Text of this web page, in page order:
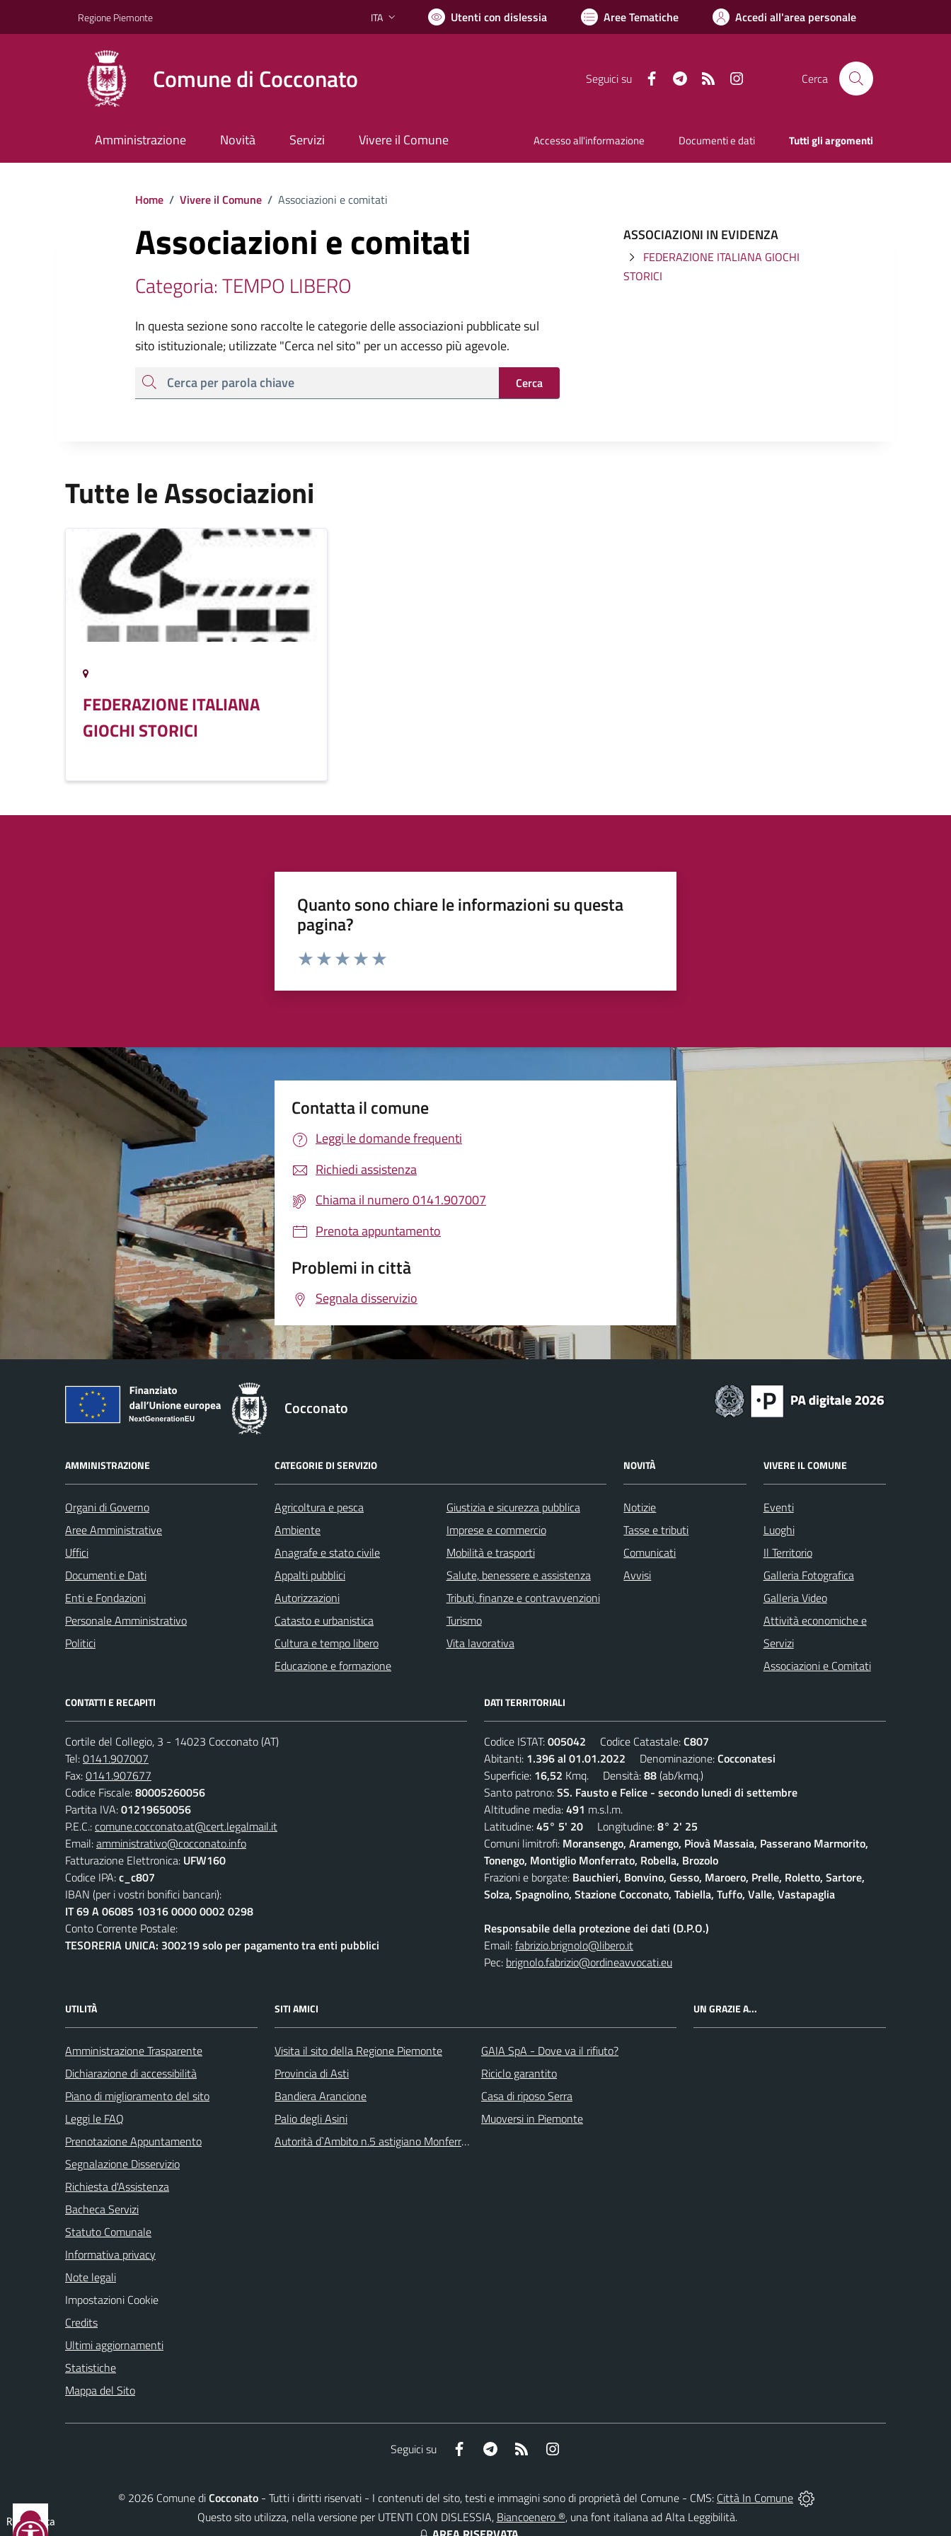
Regione Piemonte Lingua attiva:
ITA Utenti con dislessia Aree Tematiche Accedi all'area personale
Comune di Cocconato Seguici su FacebookTelegramRSS Cerca
Amministrazione Novità Servizi Vivere il Comune Accesso all'informazione Documenti e dati Tutti gli argomenti
Home / Vivere il Comune / Associazioni e comitati
Associazioni e comitati
Categoria: TEMPO LIBERO
In questa sezione sono raccolte le categorie delle associazioni pubblicate sul
sito istituzionale; utilizzate "Cerca nel sito" per un accesso più agevole.
cerca Cerca
ASSOCIAZIONI IN EVIDENZA
FEDERAZIONE ITALIANA GIOCHI
STORICI
Tutte le Associazioni
FEDERAZIONE ITALIANA
GIOCHI STORICI
Quanto sono chiare le informazioni su questa
pagina?
Valuta da 1 a 5 stelle la pagina
Contatta il comune
Leggi le domande frequenti
Richiedi assistenza
Chiama il numero 0141.907007
Prenota appuntamento
Problemi in città
Segnala disservizio
Cocconato
AMMINISTRAZIONE
Organi di Governo
Aree Amministrative
Uffici
Documenti e Dati
Enti e Fondazioni
Personale Amministrativo
Politici
CATEGORIE DI SERVIZIO
Agricoltura e pesca
Ambiente
Anagrafe e stato civile
Appalti pubblici
Autorizzazioni
Catasto e urbanistica
Cultura e tempo libero
Educazione e formazione
Giustizia e sicurezza pubblica
Imprese e commercio
Mobilità e trasporti
Salute, benessere e assistenza
Tributi, finanze e contravvenzioni
Turismo
Vita lavorativa
NOVITÀ
Notizie
Tasse e tributi
Comunicati
Avvisi
VIVERE IL COMUNE
Eventi
Luoghi
Il Territorio
Galleria Fotografica
Galleria Video
Attività economiche e
Servizi
Associazioni e Comitati
CONTATTI E RECAPITI
Cortile del Collegio, 3 - 14023 Cocconato (AT)
Tel:0141.907007
Fax:0141.907677
Codice Fiscale:80005260056
Partita IVA:01219650056
P.E.C.:comune.cocconato.at@cert.legalmail.it
Email:amministrativo@cocconato.info
Fatturazione Elettronica: UFW160
Codice IPA:c_c807
IBAN (per i vostri bonifici bancari):
IT 69 A 06085 10316 0000 0002 0298
Conto Corrente Postale:
TESORERIA UNICA: 300219 solo per pagamento tra enti pubblici
DATI TERRITORIALI
Codice ISTAT:005042 Codice Catastale:C807
Abitanti: 1.396 al 01.01.2022 Denominazione:Cocconatesi
Superficie: 16,52 Kmq. Densità:88(ab/kmq.)
Santo patrono:SS. Fausto e Felice - secondo lunedi di settembre
Altitudine media:491 m.s.l.m.
Latitudine:45° 5' 20 Longitudine:8° 2' 25
Comuni limitrofi: Moransengo, Aramengo, Piovà Massaia, Passerano Marmorito,
Tonengo, Montiglio Monferrato, Robella, Brozolo
Frazioni e borgate: Bauchieri, Bonvino, Gesso, Maroero, Prelle, Roletto, Sartore,
Solza, Spagnolino, Stazione Cocconato, Tabiella, Tuffo, Valle, Vastapaglia
Responsabile della protezione dei dati (D.P.O.)
Email:fabrizio.brignolo@libero.it
Pec: brignolo.fabrizio@ordineavvocati.eu
UTILITÀ
Amministrazione Trasparente
Dichiarazione di accessibilità
Piano di miglioramento del sito
Leggi le FAQ
Prenotazione Appuntamento
Segnalazione Disservizio
Richiesta d'Assistenza
Bacheca Servizi
Statuto Comunale
Informativa privacy
Note legali
Impostazioni Cookie
Credits
Ultimi aggiornamenti
Statistiche
Mappa del Sito
SITI AMICI
Visita il sito della Regione Piemonte
Provincia di Asti
Bandiera Arancione
Palio degli Asini
Autorità d`Ambito n.5 astigiano Monferrato
GAIA SpA - Dove va il rifiuto?
Riciclo garantito
Casa di riposo Serra
Muoversi in Piemonte
UN GRAZIE A...
Seguici su Facebook Telegram RSS
© 2026 Comune diCocconato - Tutti i diritti riservati - I contenuti del sito, testi e immagini sono di proprietà del Comune - CMS: Città In Comune
Questo sito utilizza, nella versione per UTENTI CON DISLESSIA, Biancoenero ®, una font italiana ad Alta Leggibilità.
Reimposta